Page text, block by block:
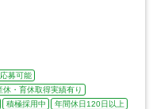
募可能
休・育休取得実績有り
積極採用中 年間休日120日以上